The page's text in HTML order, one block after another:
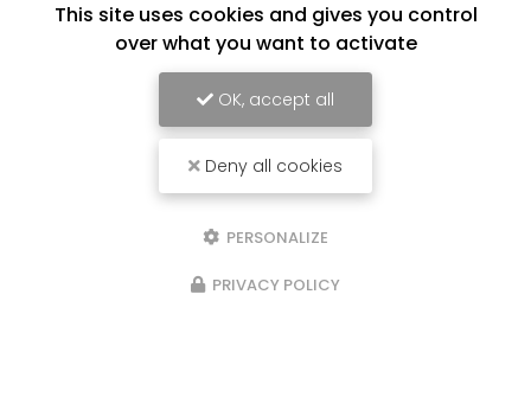
This site uses cookies and gives you control
over what you want to activate
OK, accept all
Deny all cookies
PERSONALIZE
PRIVACY POLICY